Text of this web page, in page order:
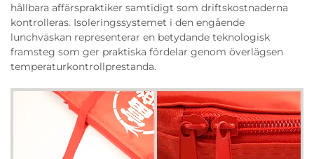
hållbara affärspraktiker samtidigt som driftskostnaderna
kontrolleras. Isoleringssystemet i den engående
lunchväskan representerar en betydande teknologisk
framsteg som ger praktiska fördelar genom överlägsen
temperaturkontrollprestanda.